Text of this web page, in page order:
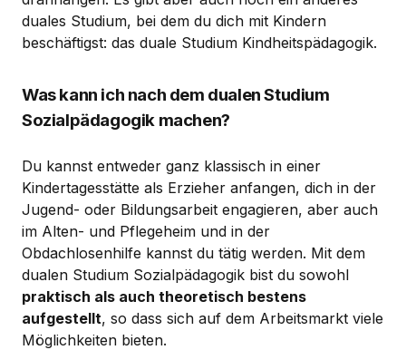
duales Studium, bei dem du dich mit Kindern
beschäftigst: das duale Studium Kindheitspädagogik.
Was kann ich nach dem dualen Studium
Sozialpädagogik machen?
Du kannst entweder ganz klassisch in einer
Kindertagesstätte als Erzieher anfangen, dich in der
Jugend- oder Bildungsarbeit engagieren, aber auch
im Alten- und Pflegeheim und in der
Obdachlosenhilfe kannst du tätig werden. Mit dem
dualen Studium Sozialpädagogik bist du sowohl
praktisch als auch theoretisch bestens
aufgestellt, so dass sich auf dem Arbeitsmarkt viele
Möglichkeiten bieten.